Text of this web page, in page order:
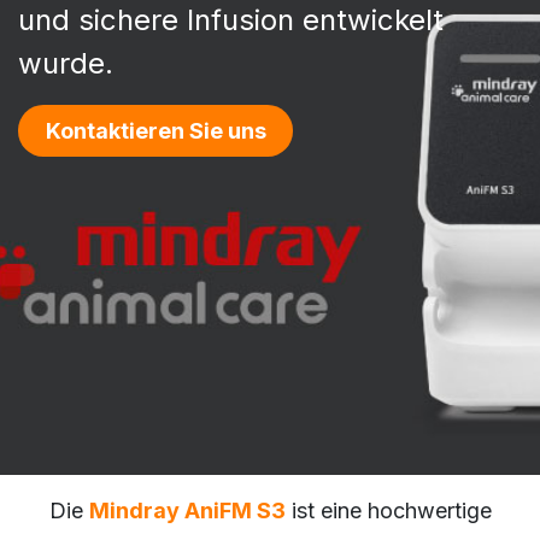
und sichere Infusion entwickelt
wurde.
Kontaktieren Sie uns
Die Mindray AniFM S3 ist eine hochwertige